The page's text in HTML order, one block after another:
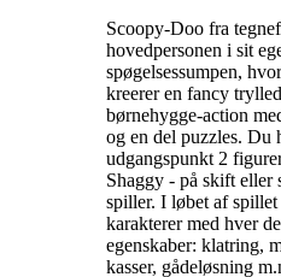
Scoopy-Doo fra
hovedpersonen i sit
spøgelsessumpen,
kreerer en fancy
børnehygge-action
og en del puzzles. Du
udgangspunkt 2
Shaggy - på skift eller
spiller. I løbet af
karakterer med hver
egenskaber: klatring,
kasser, gådeløsning